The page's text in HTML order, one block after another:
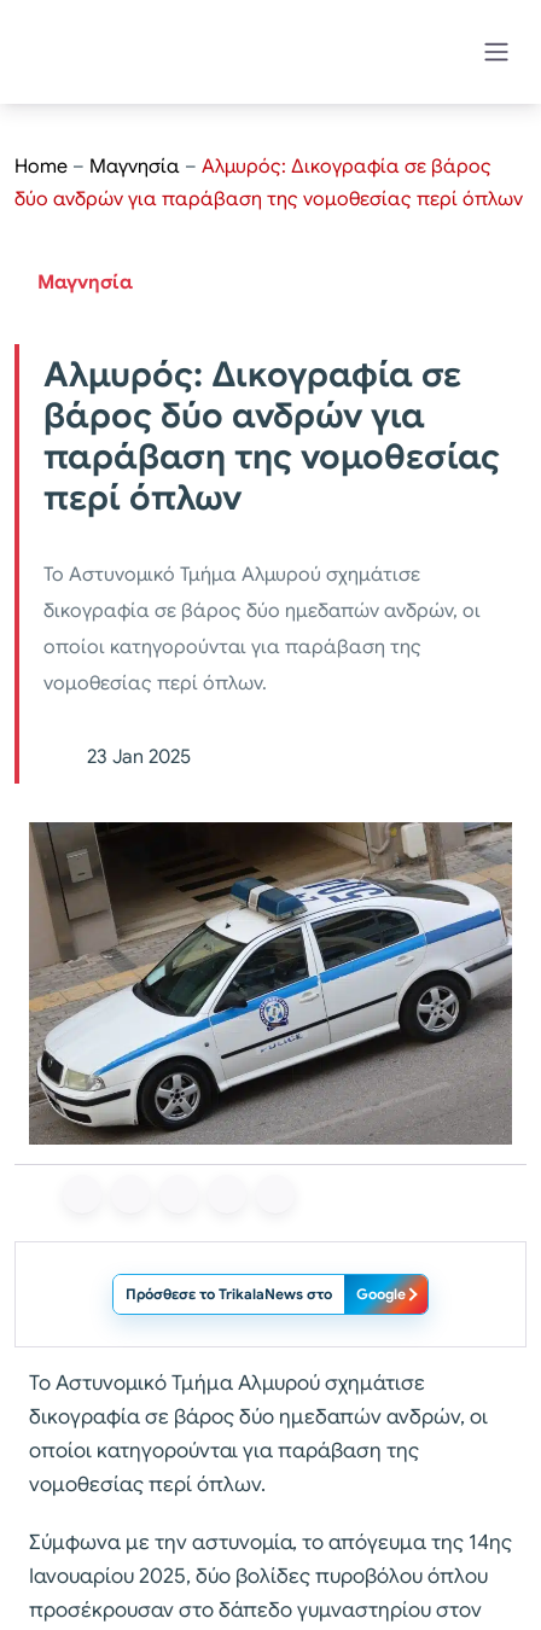
Home – Μαγνησία – Αλμυρός: Δικογραφία σε βάρος
δύο ανδρών για παράβαση της νομοθεσίας περί όπλων
Μαγνησία
Αλμυρός: Δικογραφία σε
βάρος δύο ανδρών για
παράβαση της νομοθεσίας
περί όπλων
Το Αστυνομικό Τμήμα Αλμυρού σχημάτισε
δικογραφία σε βάρος δύο ημεδαπών ανδρών, οι
οποίοι κατηγορούνται για παράβαση της
νομοθεσίας περί όπλων.
23 Jan 2025
Πρόσθεσε το TrikalaNews στο Google
Το Αστυνομικό Τμήμα Αλμυρού σχημάτισε
δικογραφία σε βάρος δύο ημεδαπών ανδρών, οι
οποίοι κατηγορούνται για παράβαση της
νομοθεσίας περί όπλων.
Σύμφωνα με την αστυνομία, το απόγευμα της 14ης
Ιανουαρίου 2025, δύο βολίδες πυροβόλου όπλου
προσέκρουσαν στο δάπεδο γυμναστηρίου στον